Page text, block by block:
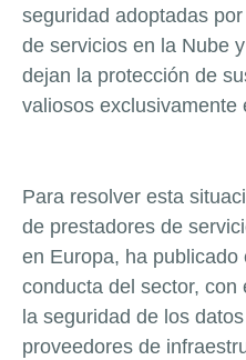
seguridad adoptadas
de servicios en la Nube
dejan la protección de
valiosos exclusivamente
Para resolver esta
de prestadores de
en Europa, ha publicado
conducta del sector,
la seguridad de los
proveedores de